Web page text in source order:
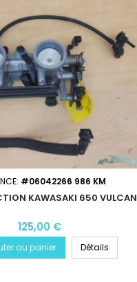
#06042266 986 KM
KAWASAKI 650 VULCAN
125,00 €
au panier Détails